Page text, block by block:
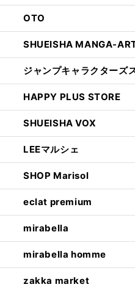
OTO
SHUEISHA MANGA-
ジャンプキャラクターズ
HAPPY PLUS STORE
SHUEISHA VOX
LEEマルシェ
SHOP Marisol
eclat premium
mirabella
mirabella homme
zakka market